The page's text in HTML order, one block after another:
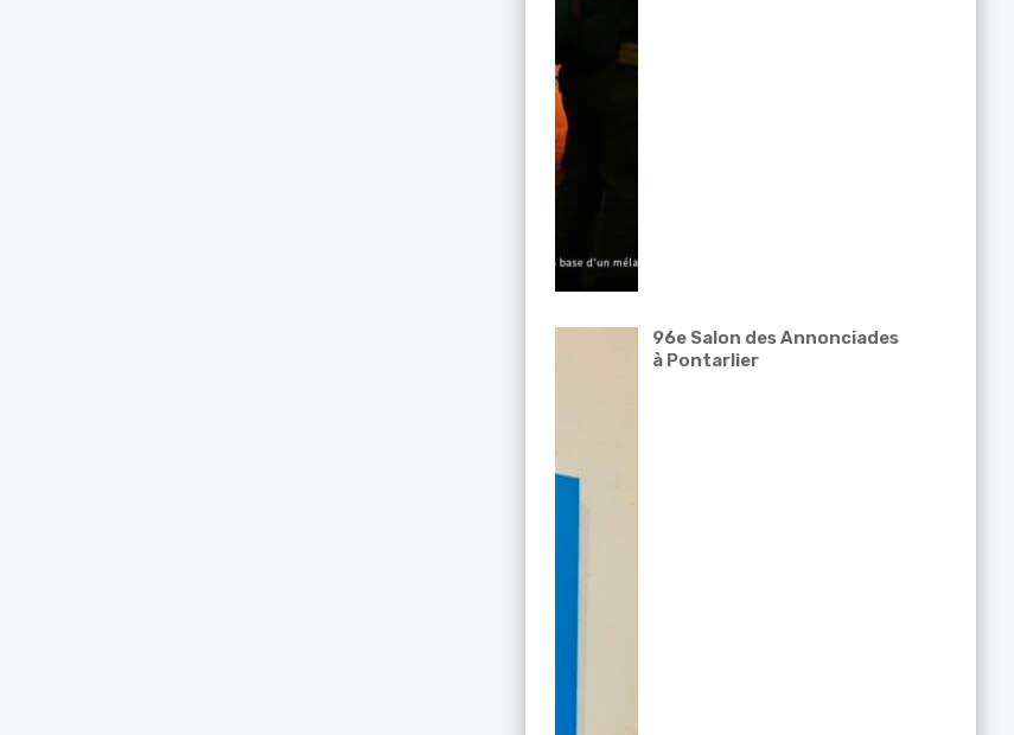
96e Salon des Annonciades
à Pontarlier